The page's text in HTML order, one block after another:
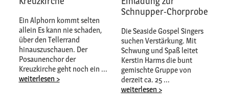
Ein Alphorn kommt selten
allein Es kann nie schaden,
über den Tellerrand
hinauszuschauen. Der
Posaunenchor der
Kreuzkirche geht noch ein ...
weiterlesen >
Schnupper-Chorprobe
Die Seaside Gospel Singers
suchen Verstärkung. Mit
Schwung und Spaß leitet
Kerstin Harms die bunt
gemischte Gruppe von
derzeit ca. 25 ...
weiterlesen >